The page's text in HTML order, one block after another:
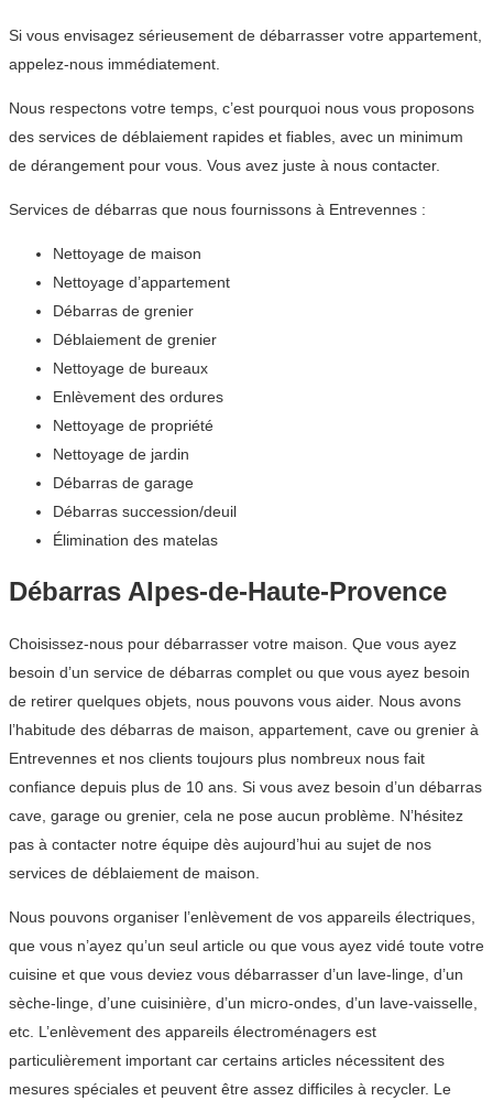
Si vous envisagez sérieusement de débarrasser votre appartement,
appelez-nous immédiatement.
Nous respectons votre temps, c’est pourquoi nous vous proposons
des services de déblaiement rapides et fiables, avec un minimum
de dérangement pour vous. Vous avez juste à nous contacter.
Services de débarras que nous fournissons à Entrevennes :
Nettoyage de maison
Nettoyage d’appartement
Débarras de grenier
Déblaiement de grenier
Nettoyage de bureaux
Enlèvement des ordures
Nettoyage de propriété
Nettoyage de jardin
Débarras de garage
Débarras succession/deuil
Élimination des matelas
Débarras Alpes-de-Haute-Provence
Choisissez-nous pour débarrasser votre maison. Que vous ayez
besoin d’un service de débarras complet ou que vous ayez besoin
de retirer quelques objets, nous pouvons vous aider. Nous avons
l’habitude des débarras de maison, appartement, cave ou grenier à
Entrevennes et nos clients toujours plus nombreux nous fait
confiance depuis plus de 10 ans. Si vous avez besoin d’un débarras
cave, garage ou grenier, cela ne pose aucun problème. N’hésitez
pas à contacter notre équipe dès aujourd’hui au sujet de nos
services de déblaiement de maison.
Nous pouvons organiser l’enlèvement de vos appareils électriques,
que vous n’ayez qu’un seul article ou que vous ayez vidé toute votre
cuisine et que vous deviez vous débarrasser d’un lave-linge, d’un
sèche-linge, d’une cuisinière, d’un micro-ondes, d’un lave-vaisselle,
etc. L’enlèvement des appareils électroménagers est
particulièrement important car certains articles nécessitent des
mesures spéciales et peuvent être assez difficiles à recycler. Le